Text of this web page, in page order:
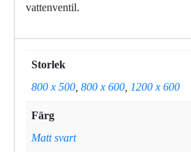
vattenventil.
Storlek
800 x 500 800 x 600 1200 x 600
Färg
Matt svart